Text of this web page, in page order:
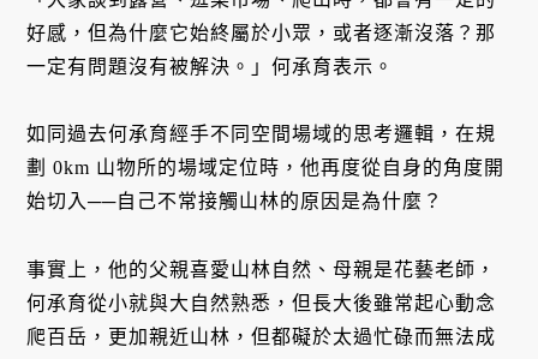
好感，但為什麼它始終屬於小眾，或者逐漸沒落？那
一定有問題沒有被解決。」何承育表示。
如同過去何承育經手不同空間場域的思考邏輯，在規
劃 0km 山物所的場域定位時，他再度從自身的角度開
始切入──自己不常接觸山林的原因是為什麼？
事實上，他的父親喜愛山林自然、母親是花藝老師，
何承育從小就與大自然熟悉，但長大後雖常起心動念
爬百岳，更加親近山林，但都礙於太過忙碌而無法成